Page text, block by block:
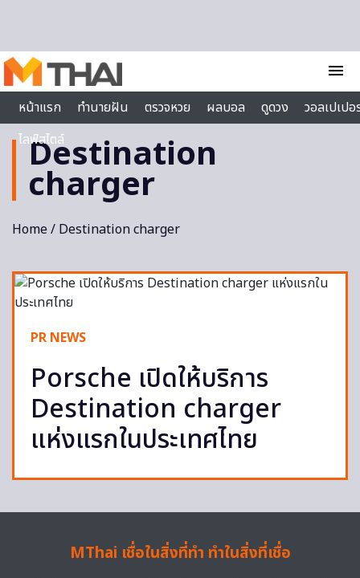
menu
หน้าแรก
ทำนายฝัน ตรวจหวย ผลบอล ดูดวง
วอลเปเป
ไลฟ์สไตล์
Destination
charger
Home/ Destination charger
PR NEWS
Porsche เปิดให้บริการ
Destination charger
แห่งแรกในประเทศไทย
MThai เชื่อในสิ่งที่ทำ ทำในสิ่งที่เชื่อ